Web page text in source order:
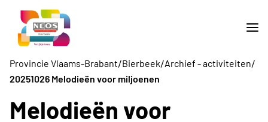
Provincie Vlaams-Brabant/Bierbeek/Archief - activiteiten/
20251026 Melodieën voor miljoenen
Melodieën voor